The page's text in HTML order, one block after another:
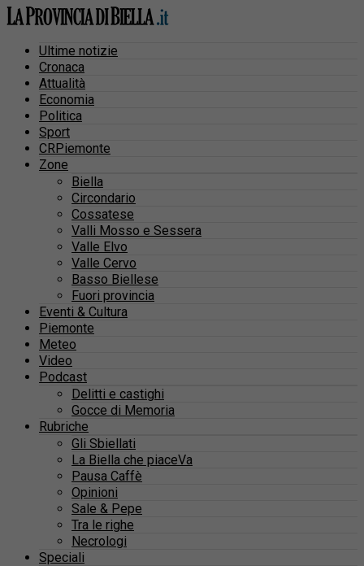
Ultime notizie
Cronaca
Attualità
Economia
Politica
Sport
CRPiemonte
Zone
Biella
Circondario
Cossatese
Valli Mosso e Sessera
Valle Elvo
Valle Cervo
Basso Biellese
Fuori provincia
Eventi & Cultura
Piemonte
Meteo
Video
Podcast
Delitti e castighi
Gocce di Memoria
Rubriche
Gli Sbiellati
La Biella che piaceVa
Pausa Caffè
Opinioni
Sale & Pepe
Tra le righe
Necrologi
Speciali